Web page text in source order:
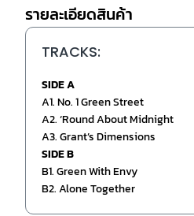
รายละเอียดสินค้า
TRACKS:
SIDE A
A1. No. 1 Green Street
A2. ‘Round About Midnight
A3. Grant’s Dimensions
SIDE B
B1. Green With Envy
B2. Alone Together